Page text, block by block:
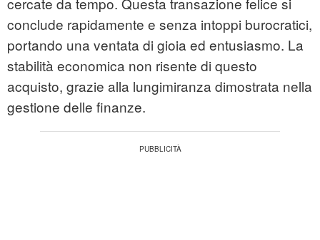
conclude rapidamente e senza intoppi burocratici,
portando una ventata di gioia ed entusiasmo. La
stabilità economica non risente di questo
acquisto, grazie alla lungimiranza dimostrata nella
gestione delle finanze.